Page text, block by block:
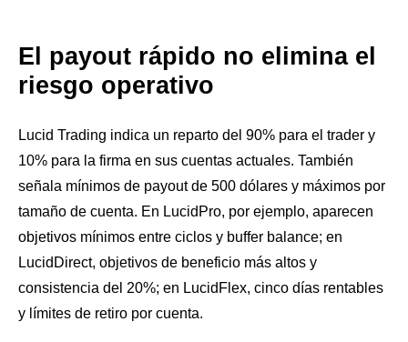
El payout rápido no elimina el
riesgo operativo
Lucid Trading indica un reparto del 90% para el trader y
10% para la firma en sus cuentas actuales. También
señala mínimos de payout de 500 dólares y máximos por
tamaño de cuenta. En LucidPro, por ejemplo, aparecen
objetivos mínimos entre ciclos y buffer balance; en
LucidDirect, objetivos de beneficio más altos y
consistencia del 20%; en LucidFlex, cinco días rentables
y límites de retiro por cuenta.